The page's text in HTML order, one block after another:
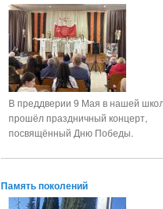
В преддверии 9 Мая в нашей
прошёл праздничный концерт,
посвящённый Дню Победы.
Память поколений